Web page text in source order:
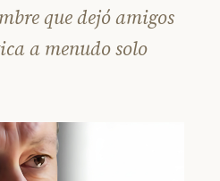
que dejó amigos
a menudo solo